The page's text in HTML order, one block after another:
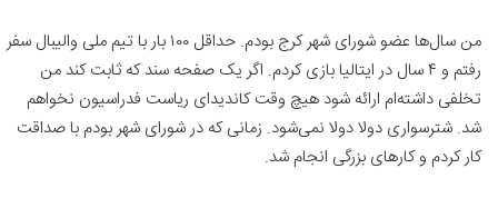
من سال‌ها عضو شورای شهر کرج بودم. حداقل ۱۰۰ بار با تیم ملی والیبال سفر
رفتم و ۴ سال در ایتالیا بازی کردم. اگر یک صفحه سند که ثابت کند من
تخلفی داشته‌ام ارائه شود هیچ وقت کاندیدای ریاست فدراسیون نخواهم
شد. شترسواری دولا دولا نمی‌شود. زمانی که در شورای شهر بودم با صداقت
کار کردم و کارهای بزرگی انجام شد.